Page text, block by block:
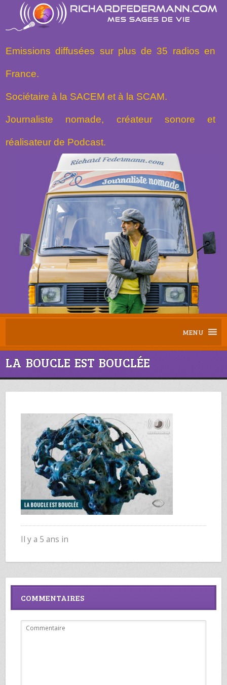
Emissions diffusées sur plus de 35 radios en
France.
Sociétaire à la SACEM et à la SCAM.
Journaliste nomade, créateur sonore et
réalisateur de Podcast.
MENU
LA BOUCLE EST BOUCLÉE
Il y a 5 ans in
COMMENTAIRES